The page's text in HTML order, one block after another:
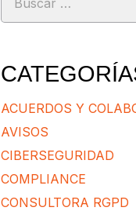
ACUERDOS Y
AVISOS
CIBERSEGURIDAD
COMPLIANCE
CONSULTORA RGPD